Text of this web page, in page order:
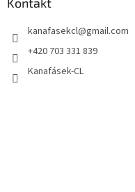
kanafasekcl@gmail.com
+420 703 331 839
Kanafásek-CL